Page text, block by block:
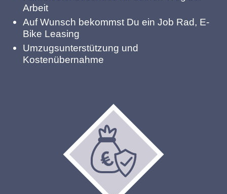
Arbeit
Auf Wunsch bekommst Du ein Job Rad, E-
Bike Leasing
Umzugsunterstützung und
Kostenübernahme